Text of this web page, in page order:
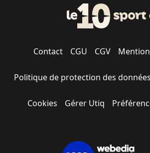
Contact CGU CGV
Politique de protection des données
Cookies Gérer Utiq